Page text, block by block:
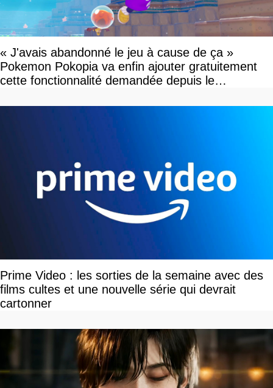
« J'avais abandonné le jeu à cause de ça »
Pokemon Pokopia va enfin ajouter gratuitement
cette fonctionnalité demandée depuis le
Prime Video : les sorties de la semaine avec des
films cultes et une nouvelle série qui devrait
cartonner